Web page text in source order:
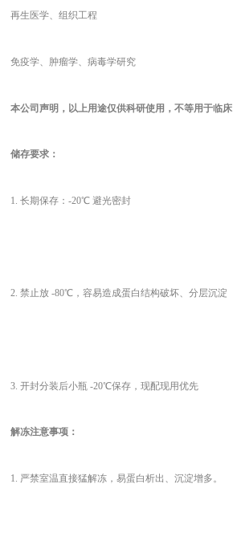
再生医学、组织工程
免疫学、肿瘤学、病毒学研究
本公司声明，以上用途仅供科研使用，不等用于临床
储存要求：
1. 长期保存：-20℃ 避光密封
2. 禁止放 -80℃，容易造成蛋白结构破坏、分层沉淀
3.开封分装后小瓶 -20℃保存，现配现用优先
解冻注意事项：
1. 严禁室温直接猛解冻，易蛋白析出、沉淀增多。